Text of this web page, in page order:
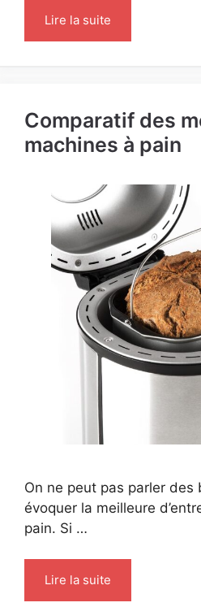
Lire la suite
Comparatif des
machines à pain
On ne peut pas parler des
évoquer la meilleure
pain. Si …
Lire la suite